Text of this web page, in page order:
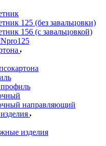
125 (без завальцовки)
156 (с завальцовкой)
направляющий
изделия